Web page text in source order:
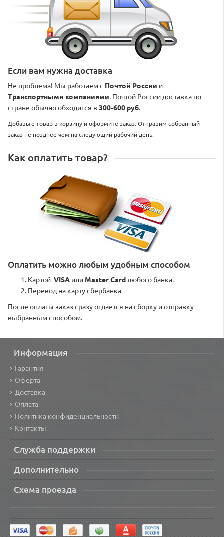
Если вам нужна доставка
Не проблема! Мы работаем с Почтой России и
Транспортными компаниями. Почтой России доставка по
стране обычно обходится в 300-600 руб.
Добавьте товар в корзину и оформите заказ. Отправим собранный
заказ не позднее чем на следующий рабочий день.
Как оплатить товар?
Оплатить можно любым удобным способом
Картой VISA или Master Card любого банка.
Перевод на карту сбербанка
После оплаты заказ сразу отдается на сборку и отправку
выбранным способом.
Информация
Гарантия
Оферта
Доставка
Оплата
Политика конфиденциальности
Контакты
Служба поддержки
Дополнительно
Схема проезда